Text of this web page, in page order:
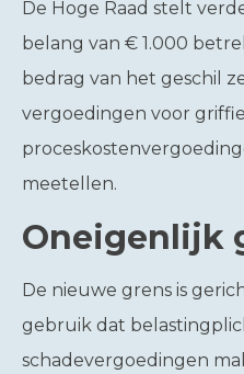
De Hoge Raad stelt
belang van € 1.000
bedrag van het geschil
vergoedingen voor
meetellen.
Oneigenlijk
De nieuwe grens is
gebruik dat
schadevergoedingen